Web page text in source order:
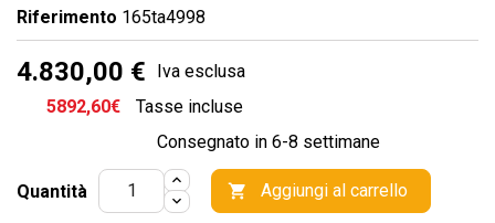
Riferimento 165ta4998
4.830,00 €
Iva esclusa
5892,60€
Tasse incluse
Consegnato in 6-8 settimane
Quantità  Aggiungi al carrello